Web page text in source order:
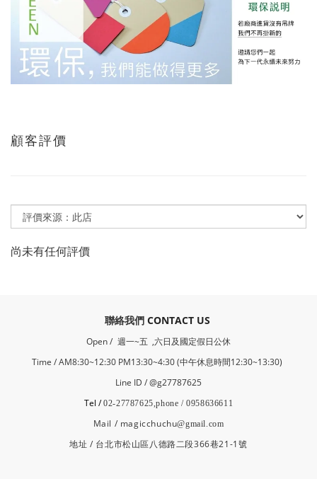
顧客評價
尚未有任何評價
​聯絡我們 CONTACT US
Open / 週一~五 ,六日及國定假日公休
Time / AM8:30~12:30 PM13:30~4:30 (中午休息時間12:30~13:30)
Line ID / @g27787625
Tel /02-27787625,phone / 0958636611
Mail / magicchuchu@gmail.com
地址 / 台北市松山區八德路二段366巷21-1號